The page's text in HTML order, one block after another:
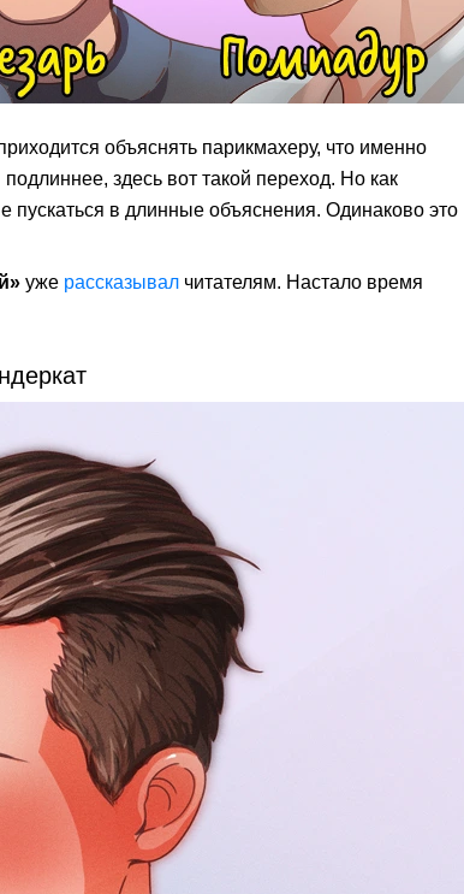
объяснять парикмахеру, что именно
здесь вот такой переход. Но как
в длинные объяснения. Одинаково это
уже рассказывал читателям. Настало время